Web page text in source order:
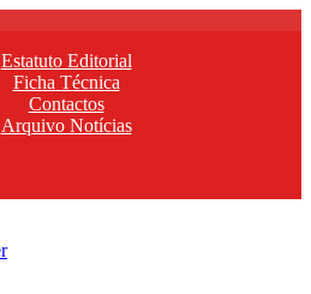
Estatuto Editorial
Ficha Técnica
Contactos
Arquivo Notícias